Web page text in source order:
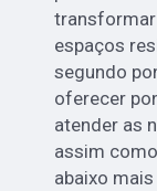
espaços
segundo
oferecer
atender as
assim
abaixo